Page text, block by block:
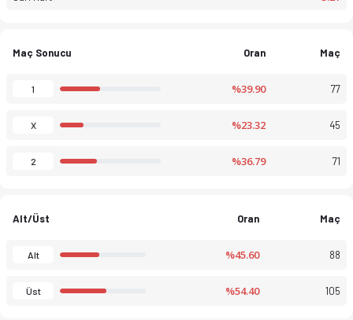
Maç Sonucu Oran Maç
1 %39.90 77
X %23.32 45
2 %36.79 71
Alt/Üst Oran Maç
Alt %45.60 88
Üst %54.40 105